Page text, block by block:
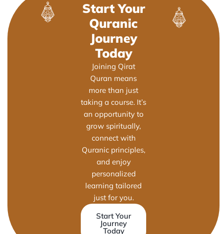
Start Your
Quranic
Journey
Today
Joining Qirat
Quran means
more than just
taking a course. It’s
an opportunity to
grow spiritually,
connect with
Quranic principles,
and enjoy
personalized
learning tailored
just for you.
Start Your
Journey
Today